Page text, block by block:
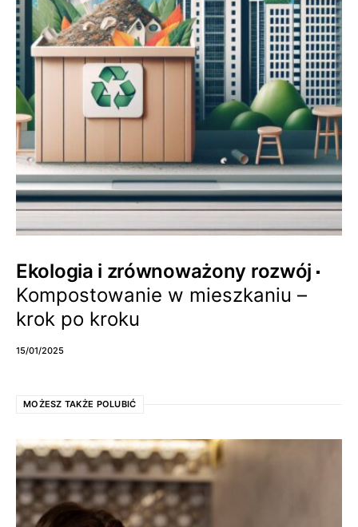
Ekologia i zrównoważony rozwój
Kompostowanie w mieszkaniu –
krok po kroku
15/01/2025
MOŻESZ TAKŻE POLUBIĆ